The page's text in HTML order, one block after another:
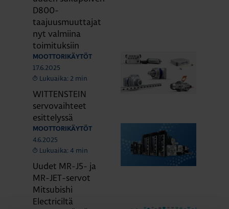
D800-
taajuusmuuttajat
nyt valmiina
toimituksiin
MOOTTORIKÄYTÖT
17.6.2025
Lukuaika: 2 min
WITTENSTEIN
servovaihteet
esittelyssä
MOOTTORIKÄYTÖT
4.6.2025
Lukuaika: 4 min
Uudet MR-J5- ja
MR-JET-servot
Mitsubishi
Electriciltä